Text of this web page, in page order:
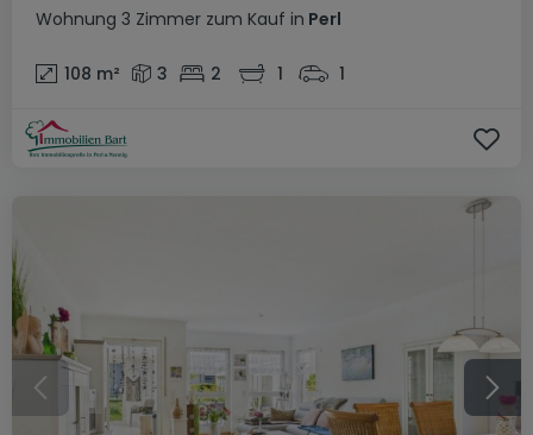
Wohnung 3 Zimmer zum Kauf in Perl
108 m² 3 2 1 1